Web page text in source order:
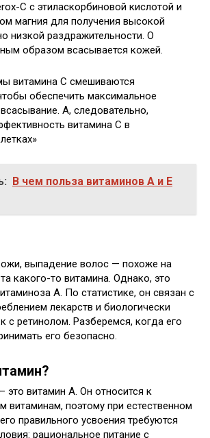
C с этиласкорбиновой кислотой и
магния для получения высокой
низкой раздражительности. О
образом всасывается кожей.
витамина С смешиваются
обеспечить максимальное
А, следовательно,
витамина С в
В чем польза витаминов А и Е
выпадение волос — похоже на
какого-то витамина. Однако, это
А. По статистике, он связан с
лекарств и биологически
с ретинолом. Разберемся, когда его
его безопасно.
это витамин А. Он относится к
витаминам, поэтому при естественном
правильного усвоения требуются
рациональное питание с